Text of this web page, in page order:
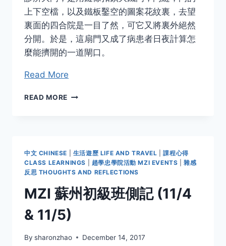
上下空檔，以及鐵板鑿空的圖案花紋裏，去望
裏面的四合院是一目了然，可它又將裏外絕然
分開。於是，這扇門又成了病患者日夜計算怎
麼能擠開的一道閘口。
Read More
READ MORE
門
－
我
主
治
醫
生
中文 CHINESE 生活遊歷 LIFE AND TRAVEL |課程心得
CLASS LEARNINGS
趙學忠學院活動 MZI EVENTS |雜感
反思 THOUGHTS AND REFLECTIONS
MZI 蘇州初級班側記 (11/4
& 11/5)
By sharonzhao December 14, 2017